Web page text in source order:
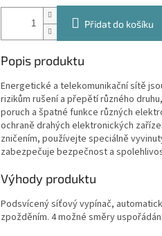
Přidat do košíku
Popis produktu
Energetické a telekomunikační sítě
rizikům rušení a přepětí různého
poruch a špatné funkce různých
ochraně drahých elektronických
zničením, používejte speciálně
zabezpečuje bezpečnost a
Výhody produktu
Podsvícený síťový vypínač,
zpožděním. 4 možné směry